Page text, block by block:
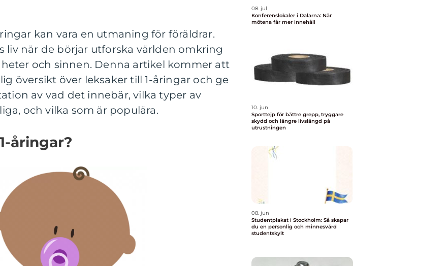
kan vara en utmaning för föräldrar.
liv när de börjar utforska världen omkring
och sinnen. Denna artikel kommer att
översikt över leksaker till 1-åringar och ge
av vad det innebär, vilka typer av
och vilka som är populära.
åringar?
08. jul
Konferenslokaler i Dalarna: När
mötena får mer innehåll
10. jun
Sporttejp för bättre grepp, tryggare
skydd och längre livslängd på
utrustningen
08. jun
Studentplakat i Stockholm: Så skapar
du en personlig och minnesvärd
studentskylt